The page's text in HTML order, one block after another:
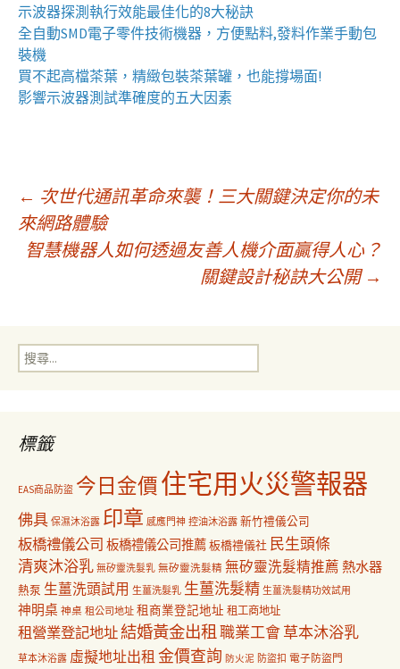
示波器探測執行效能最佳化的8大秘訣
全自動SMD電子零件技術機器 ，方便點料,發料作業手動包
裝機
買不起高檔茶葉，精緻包裝茶葉罐 ，也能撐場面!
影響示波器測試準確度的五大因素
文
章
覽
← 次世代通訊革命來襲！三大關鍵決定你的未
來網路體驗
智慧機器人如何透過友善人機介面贏得人心？
關鍵設計秘訣大公開 →
搜
尋
標籤
EAS商品防盜 今日金價住宅用火災警報器
佛具 保濕沐浴露 印章 感應門神 控油沐浴露 新竹禮儀公司
板橋禮儀公司 板橋禮儀公司推薦板橋禮儀社 民生頭條
清爽沐浴乳 無矽靈洗髮乳 無矽靈洗髮精 無矽靈洗髮精推薦 熱水器
熱泵 生薑洗頭試用 生薑洗髮乳 生薑洗髮精 生薑洗髮精功效試用
神明桌 神桌 租公司地址 租商業登記地址 租工商地址
租營業登記地址結婚黃金出租職業工會草本沐浴乳
草本沐浴露 虛擬地址出租 金價查詢 防火泥 防盜扣 電子防盜門